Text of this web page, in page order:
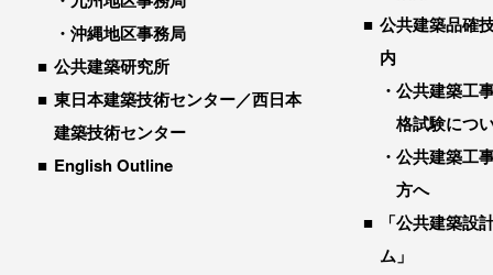
沖縄地区事務局
公共建築研究所
東日本建築技術センター／西日本
建築技術センター
English Outline
公共建築品確
内
公共建築工
格試験につ
公共建築工
方へ
「公共建築設
ム」